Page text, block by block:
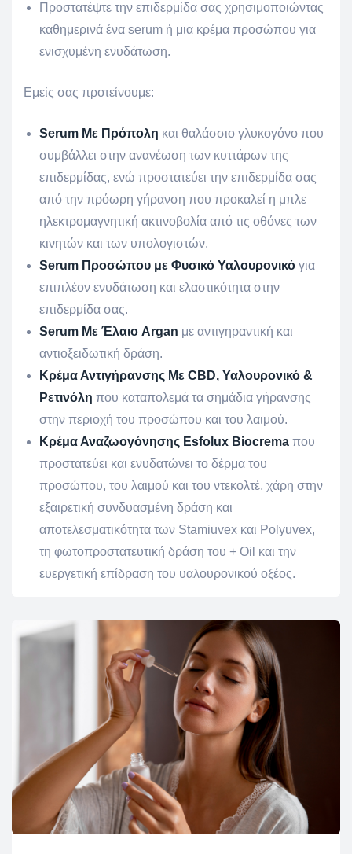
Προστατέψτε την επιδερμίδα σας χρησιμοποιώντας
καθημερινά ένα serum ή μια κρέμα προσώπου για
ενισχυμένη ενυδάτωση.
Εμείς σας προτείνουμε:
Serum Με Πρόπολη και θαλάσσιο γλυκογόνο που
συμβάλλει στην ανανέωση των κυττάρων της
επιδερμίδας, ενώ προστατεύει την επιδερμίδα σας
από την πρόωρη γήρανση που προκαλεί η μπλε
ηλεκτρομαγνητική ακτινοβολία από τις οθόνες των
κινητών και των υπολογιστών.
Serum Προσώπου με Φυσικό Υαλουρονικό για
επιπλέον ενυδάτωση και ελαστικότητα στην
επιδερμίδα σας.
Serum Με Έλαιο Argan με αντιγηραντική και
αντιοξειδωτική δράση.
Κρέμα Αντιγήρανσης Mε CBD, Υαλουρονικό &
Ρετινόλη που καταπολεμά τα σημάδια γήρανσης
στην περιοχή του προσώπου και του λαιμού.
Κρέμα Αναζωογόνησης Esfolux Biocrema που
προστατεύει και ενυδατώνει το δέρμα του
προσώπου, του λαιμού και του ντεκολτέ, χάρη στην
εξαιρετική συνδυασμένη δράση και
αποτελεσματικότητα των Stamiuvex και Polyuvex,
τη φωτοπροστατευτική δράση του + Oil και την
ευεργετική επίδραση του υαλουρονικού οξέος.